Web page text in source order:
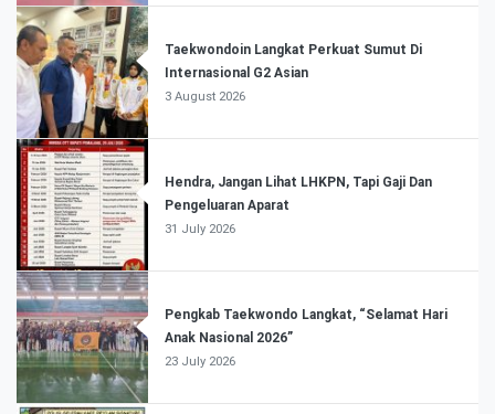
Taekwondoin Langkat Perkuat Sumut Di
Internasional G2 Asian
3 August 2026
Hendra, Jangan Lihat LHKPN, Tapi Gaji Dan
Pengeluaran Aparat
31 July 2026
Pengkab Taekwondo Langkat, “Selamat Hari
Anak Nasional 2026”
23 July 2026